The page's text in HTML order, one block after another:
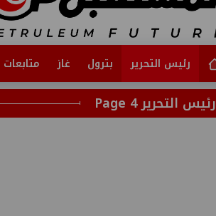
رئيس التحرير بترول غاز متابعات
رئيس التحرير Page 4